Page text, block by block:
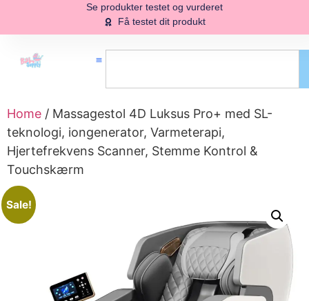
Se produkter testet og vurderet
Få testet dit produkt
Home / Massagestol 4D Luksus Pro+ med SL-
teknologi, iongenerator, Varmeterapi,
Hjertefrekvens Scanner, Stemme Kontrol &
Touchskærm
Sale!